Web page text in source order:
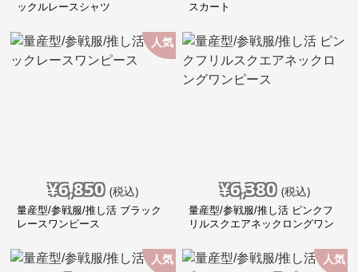
ックルレースシャツ
スカート
人気
¥6,850 (税込)
量産型/参戦服/推し活 ブラック
レースワンピース
¥6,380 (税込)
量産型/参戦服/推し活 ピンクフ
リルスクエアネックロングワン
人気 人気